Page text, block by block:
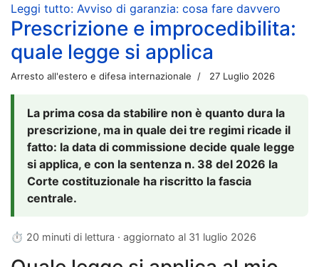
Leggi tutto: Avviso di garanzia: cosa fare davvero
Prescrizione e improcedibilita:
quale legge si applica
Arresto all'estero e difesa internazionale 27 Luglio 2026
La prima cosa da stabilire non è quanto dura la
prescrizione, ma in quale dei tre regimi ricade il
fatto: la data di commissione decide quale legge
si applica, e con la sentenza n. 38 del 2026 la
Corte costituzionale ha riscritto la fascia
centrale.
⏱ 20 minuti di lettura · aggiornato al 31 luglio 2026